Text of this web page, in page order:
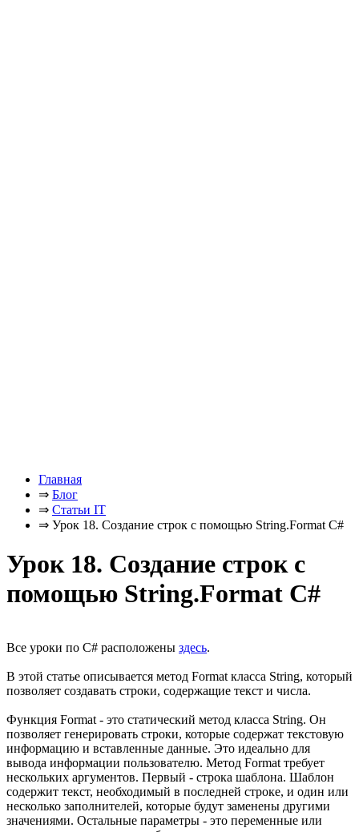
Главная
⇒ Блог
⇒ Статьи IT
⇒ Урок 18. Создание строк с помощью String.Format C#
Урок 18. Создание строк с
помощью String.Format C#
Все уроки по C# расположены здесь.
В этой статье описывается метод Format класса String, который
позволяет создавать строки, содержащие текст и числа.
Функция Format - это статический метод класса String. Он
позволяет генерировать строки, которые содержат текстовую
информацию и вставленные данные. Это идеально для
вывода информации пользователю. Метод Format требует
нескольких аргументов. Первый - строка шаблона. Шаблон
содержит текст, необходимый в последней строке, и один или
несколько заполнителей, которые будут заменены другими
значениями. Остальные параметры - это переменные или